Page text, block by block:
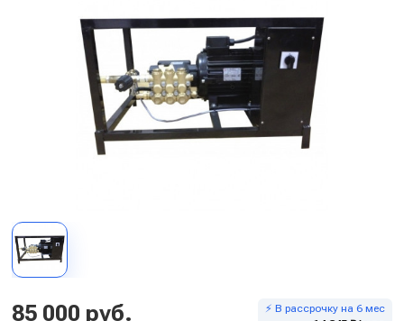
85 000 руб. ⚡ В рассрочку на 6 мес